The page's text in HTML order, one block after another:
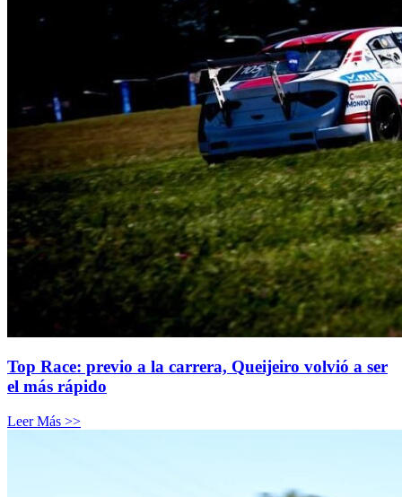
Top Race: previo a la carrera, Queijeiro volvió a ser
el más rápido
Leer Más >>